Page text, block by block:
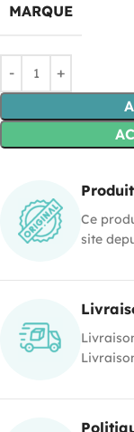
MARQUE
Ce
site